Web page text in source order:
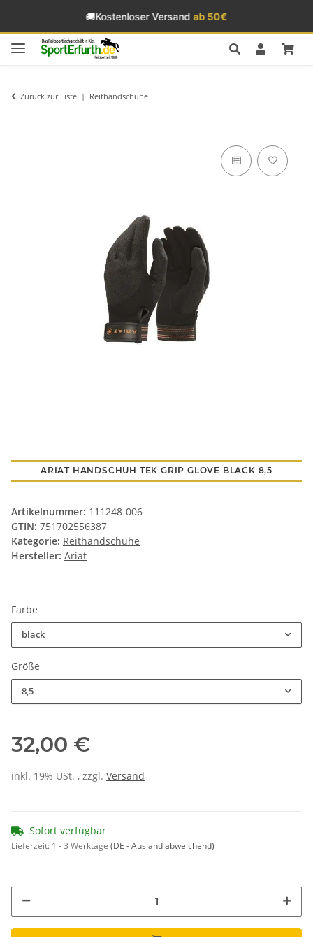
🚚Kostenloser Versandab 50€
Zurück zur Liste Reithandschuhe
ARIAT HANDSCHUH TEK GRIP GLOVE BLACK 8,5
Artikelnummer: 111248-006
GTIN: 751702556387
Kategorie: Reithandschuhe
Hersteller: Ariat
Farbe
black
Größe
8,5
32,00 €
inkl. 19% USt. , zzgl. Versand
Sofort verfügbar
Lieferzeit: 1 - 3 Werktage (DE - Ausland abweichend)